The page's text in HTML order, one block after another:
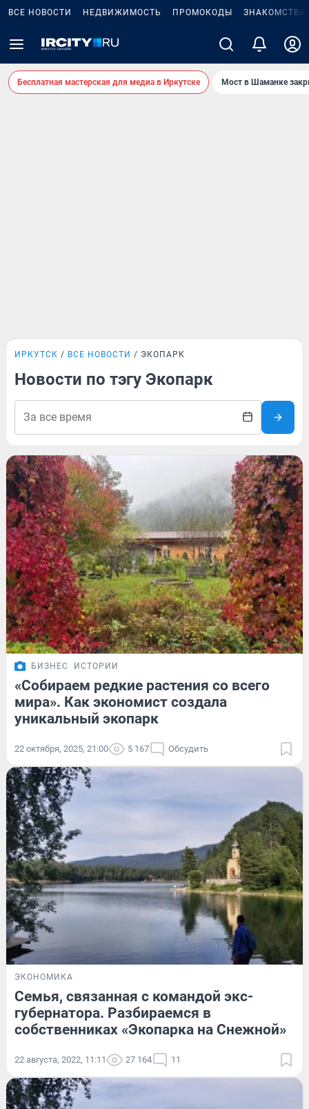
ВСЕ НОВОСТИ НЕДВИЖИМОСТЬ ПРОМОКОДЫ ЗНАКОМСТВА
Бесплатная мастерская для медиа в Иркутске Мост в Шаманке
ИРКУТСК ВСЕ НОВОСТИ ЭКОПАРК
Новости по тэгу Экопарк
БИЗНЕС ИСТОРИИ
«Собираем редкие растения со всего
мира». Как экономист создала
уникальный экопарк
22 октября, 2025, 21:00 5 167 Обсудить
ЭКОНОМИКА
Семья, связанная с командой экс-
губернатора. Разбираемся в
собственниках «Экопарка на Снежной»
22 августа, 2022, 11:11 27 164 11